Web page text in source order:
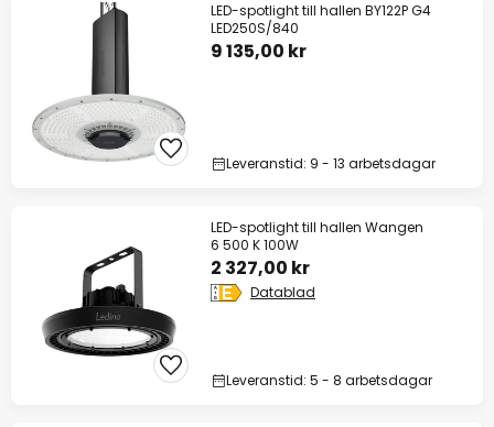
LED-spotlight till hallen BY122P G4
LED250S/840
9 135,00 kr
Leveranstid: 9 - 13 arbetsdagar
LED-spotlight till hallen Wangen
6 500 K 100W
2 327,00 kr
Datablad
Leveranstid: 5 - 8 arbetsdagar